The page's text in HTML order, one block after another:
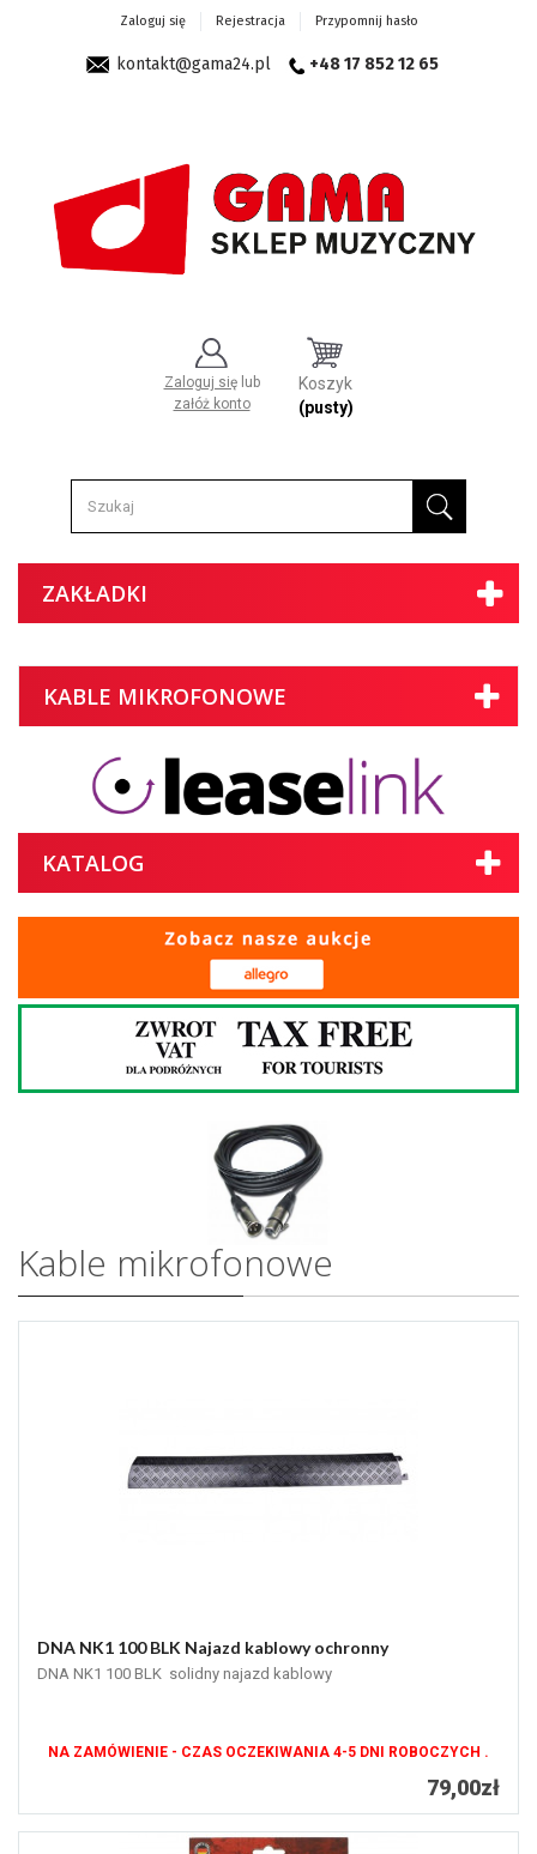
Zaloguj się Rejestracja Przypomnij hasło
kontakt@gama24.pl +48 17 852 12 65
Zaloguj się lub
załóż konto
Koszyk
(pusty)
ZAKŁADKI
KABLE MIKROFONOWE
KATALOG
Kable mikrofonowe
DNA NK1 100 BLK Najazd kablowy ochronny
DNA NK1 100 BLK solidny najazd kablowy
NA ZAMÓWIENIE - CZAS OCZEKIWANIA 4-5 DNI ROBOCZYCH .
79,00zł